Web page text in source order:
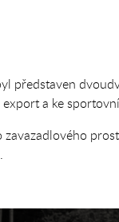
představen
a ke